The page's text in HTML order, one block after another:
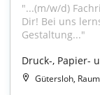
"...(m/w/d)
Dir! Bei uns
Gestaltung..."
Druck-, Papier-
Gütersloh, Raum